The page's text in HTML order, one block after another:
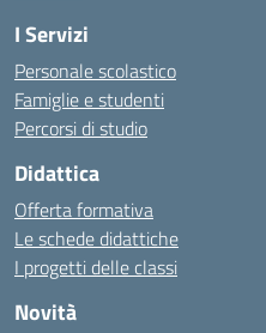
I Servizi
Personale scolastico
Famiglie e studenti
Percorsi di studio
Didattica
Offerta formativa
Le schede didattiche
I progetti delle classi
Novità